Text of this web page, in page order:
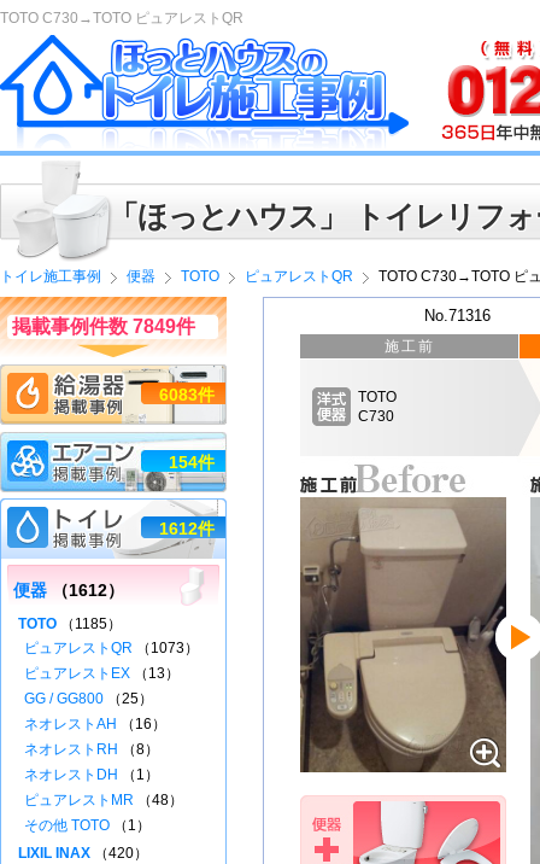
TOTO C730→TOTO ピュアレストQR
「ほっとハウス」 トイレリフ
トイレ施工事例 便器 TOTO ピュアレストQR TOTO C730→TOTO ピ
No.71316
施工前
TOTO
C730
掲載事例件数 7849件
6083件
154件
1612件
便器 （1612）
TOTO （1185）
ピュアレストQR （1073）
ピュアレストEX （13）
GG / GG800 （25）
ネオレストAH
（16）
ネオレストRH
（8）
ネオレストDH
（1）
ピュアレストMR （48）
その他 TOTO （1）
LIXIL INAX （420）